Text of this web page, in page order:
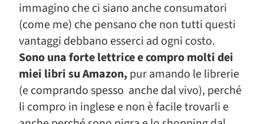
immagino che ci siano anche consumatori
(come me) che pensano che non tutti questi
vantaggi debbano esserci ad ogni costo.
Sono una forte lettrice e compro molti dei
miei libri su Amazon, pur amando le librerie
(e comprando spesso anche dal vivo), perché
li compro in inglese e non è facile trovarli e